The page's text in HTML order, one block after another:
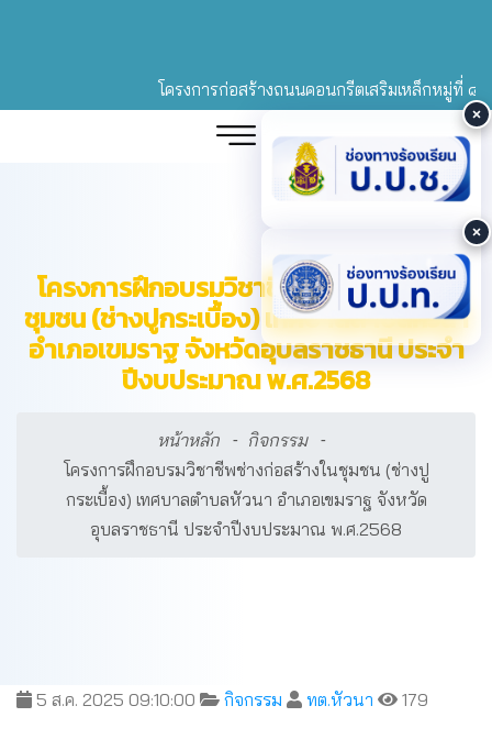
โครงการก่อสร้างถนนคอนกรีตเสริมเหล็กหมู่ที่ ๘ (
โครงการฝึกอบรมวิชาชีพช่างก่อสร้างใน
ชุมชน (ช่างปูกระเบื้อง) เทศบาลตำบลหัวนา
อำเภอเขมราฐ จังหวัดอุบลราชธานี ประจำ
ปีงบประมาณ พ.ศ.2568
หน้าหลัก
กิจกรรม
โครงการฝึกอบรมวิชาชีพช่างก่อสร้างในชุมชน (ช่างปู
กระเบื้อง) เทศบาลตำบลหัวนา อำเภอเขมราฐ จังหวัด
อุบลราชธานี ประจำปีงบประมาณ พ.ศ.2568
5 ส.ค. 2025 09:10:00 กิจกรรม ทต.หัวนา 179